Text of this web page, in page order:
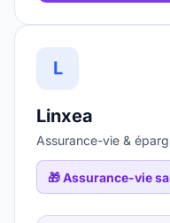
L
Linxea
Assurance-vie &
🎁Assurance-vie